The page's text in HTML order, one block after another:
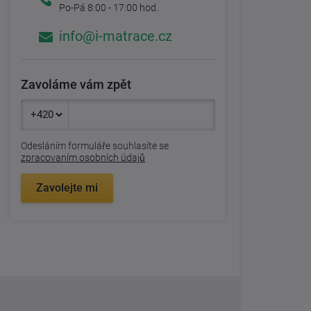
Po-Pá 8:00 - 17:00 hod.
info@i-matrace.cz
Zavoláme vám zpět
Odesláním formuláře souhlasíte se
zpracovaním osobních údajů
Zavolejte mi